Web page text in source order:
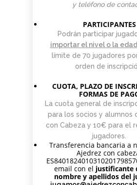
y teléfono de
PARTICIPANTES
Podrán participar
importar el nivel o la edad
límite de 70 jugadores
orden de
CUOTA, PLAZO DE
FORMAS DE
La cuota general de
para los socios y alumnos
con Cabeza y 10€ para el
jugadores.
Transferencia bancaria a
Ajedrez con
email con el justificante
nombre y apellidos del